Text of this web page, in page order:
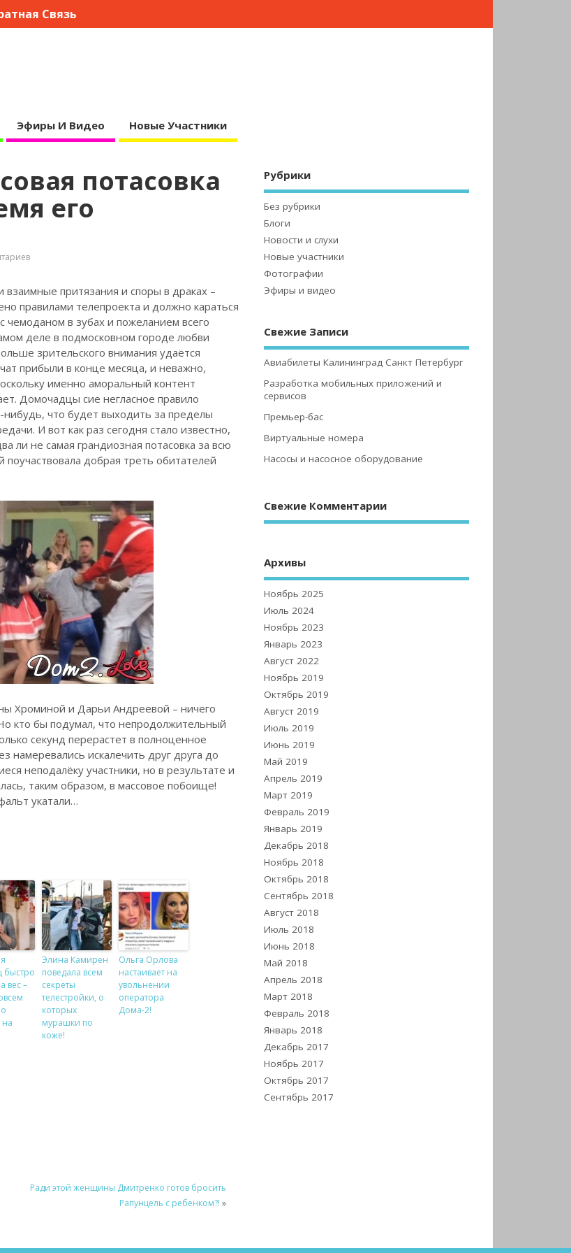
Связь
Эфиры И Видео Новые Участники
потасовка
его
притязания и споры в драках –
правилами телепроекта и должно караться
чемоданом в зубах и пожеланием всего
деле в подмосковном городе любви
зрительского внимания удаётся
прибыли в конце месяца, и неважно,
именно аморальный контент
Домочадцы сие негласное правило
нибудь, что будет выходить за пределы
И вот как раз сегодня стало известно,
ли не самая грандиозная потасовка за всю
добрая треть обитателей
Хроминой и Дарьи Андреевой – ничего
кто бы подумал, что непродолжительный
секунд перерастет в полноценное
намеревались искалечить друг друга до
неподалёку участники, но в результате и
таким образом, в массовое побоище!
укатали…
быстро
вес –
на
Элина Камирен
поведала всем
секреты
телестройки, о
которых
мурашки по
коже!
Ольга Орлова
настаивает на
увольнении
оператора
Дома-2!
Ради этой женщины Дмитренко готов бросить
Рапунцель с ребенком?! »
Рубрики
Без рубрики
Блоги
Новости и слухи
Новые участники
Фотографии
Эфиры и видео
Свежие Записи
Авиабилеты Калининград Санкт Петербург
Разработка мобильных приложений и
сервисов
Премьер-бас
Виртуальные номера
Насосы и насосное оборудование
Свежие Комментарии
Архивы
Ноябрь 2025
Июль 2024
Ноябрь 2023
Январь 2023
Август 2022
Ноябрь 2019
Октябрь 2019
Август 2019
Июль 2019
Июнь 2019
Май 2019
Апрель 2019
Март 2019
Февраль 2019
Январь 2019
Декабрь 2018
Ноябрь 2018
Октябрь 2018
Сентябрь 2018
Август 2018
Июль 2018
Июнь 2018
Май 2018
Апрель 2018
Март 2018
Февраль 2018
Январь 2018
Декабрь 2017
Ноябрь 2017
Октябрь 2017
Сентябрь 2017